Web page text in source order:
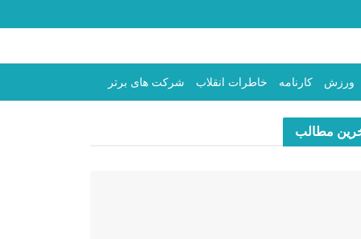
ورزش کارنامه خاطرات انقلاب شرکت های برتر
مطالب